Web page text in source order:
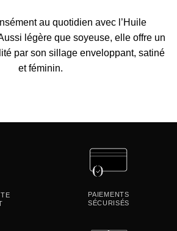
au quotidien avec l’Huile
légère que soyeuse, elle offre un
par son sillage enveloppant, satiné
et féminin.
PAIEMENTS
SÉCURISÉS